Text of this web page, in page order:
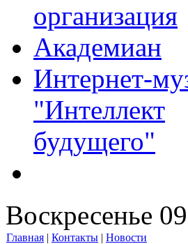
организация
Академиан
Интернет-
"Интеллект
будущего"
Воскресенье
Главная | Контакты | Новости